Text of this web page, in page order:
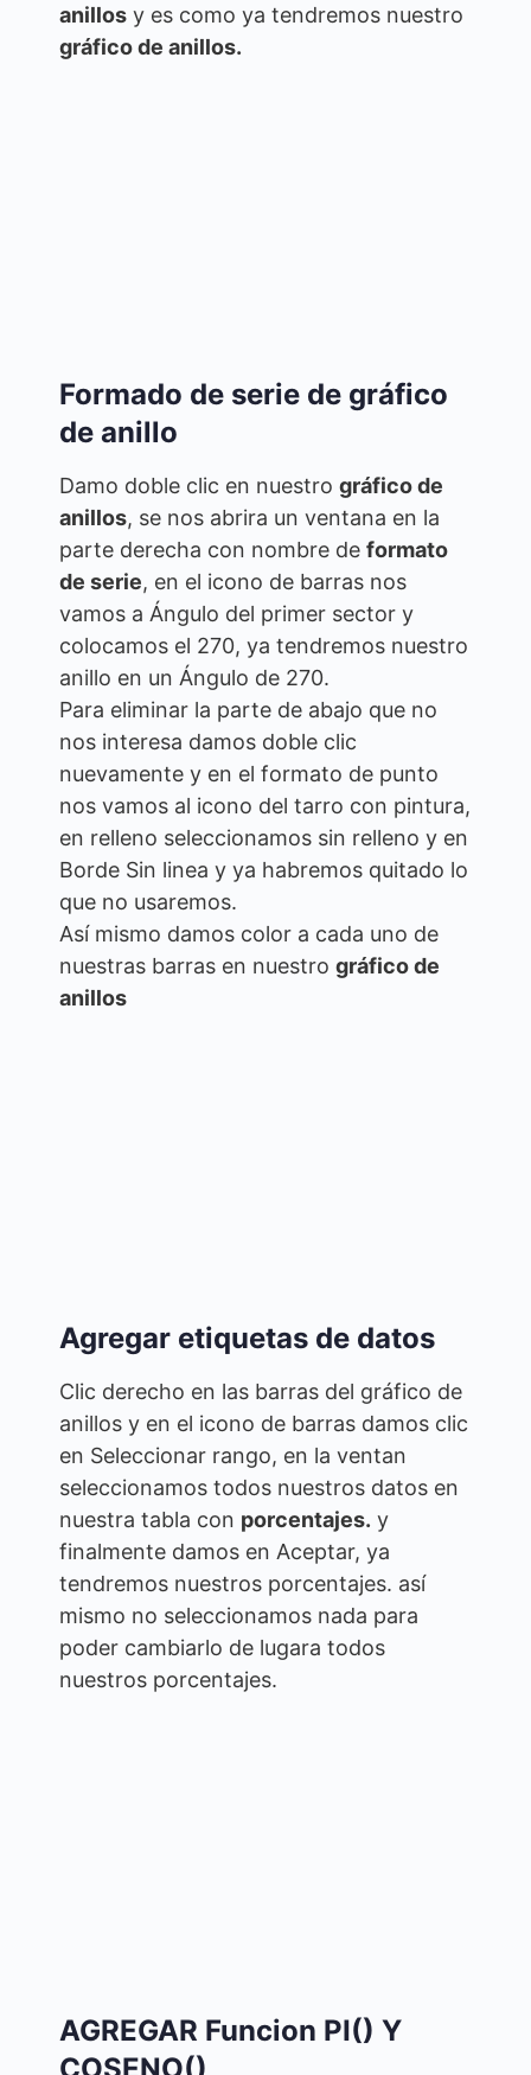
anillos y es como ya tendremos nuestro
gráfico de anillos.
Formado de serie de gráfico
de anillo
Damo doble clic en nuestro gráfico de
anillos, se nos abrira un ventana en la
parte derecha con nombre de formato
de serie, en el icono de barras nos
vamos a Ángulo del primer sector y
colocamos el 270, ya tendremos nuestro
anillo en un Ángulo de 270.
Para eliminar la parte de abajo que no
nos interesa damos doble clic
nuevamente y en el formato de punto
nos vamos al icono del tarro con pintura,
en relleno seleccionamos sin relleno y en
Borde Sin linea y ya habremos quitado lo
que no usaremos.
Así mismo damos color a cada uno de
nuestras barras en nuestro gráfico de
anillos
Agregar etiquetas de datos
Clic derecho en las barras del gráfico de
anillos y en el icono de barras damos clic
en Seleccionar rango, en la ventan
seleccionamos todos nuestros datos en
nuestra tabla con porcentajes. y
finalmente damos en Aceptar, ya
tendremos nuestros porcentajes. así
mismo no seleccionamos nada para
poder cambiarlo de lugara todos
nuestros porcentajes.
AGREGAR Funcion PI() Y